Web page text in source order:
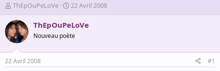
A
u
t
e
u
r
d
e
ThEpOuPeLoVe
D
a
t
d
é
22 Avril 2008
ThEpOuPeLoVe
Nouveau poète
22 Avril 2008 #1